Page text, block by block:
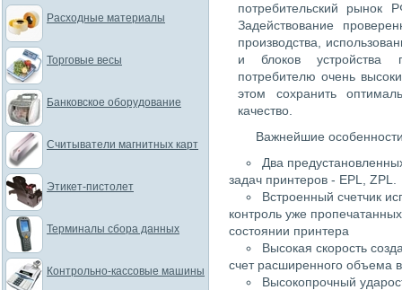
потребительский рынок
Задействование
производства,
и блоков устройства
потребителю очень
этом сохранить
качество.
Важнейшие
Два
задач принтеров - EPL, ZPL.
Встроенный счетчик
контроль уже
состоянии принтера
Высокая скорость
счет расширенного объема
Высокопрочный
Расходные материалы
Торговые весы
Банковское оборудование
Считыватели магнитных карт
Этикет-пистолет
Терминалы сбора данных
Контрольно-кассовые машины